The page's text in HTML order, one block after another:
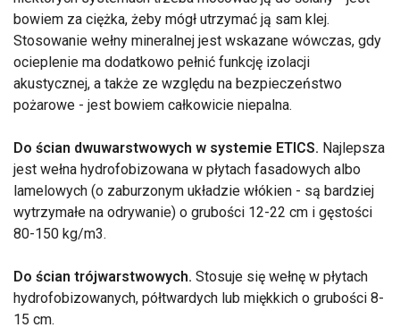
bowiem za ciężka, żeby mógł utrzymać ją sam klej.
Stosowanie wełny mineralnej jest wskazane wówczas, gdy
ocieplenie ma dodatkowo pełnić funkcję izolacji
akustycznej, a także ze względu na bezpieczeństwo
pożarowe - jest bowiem całkowicie niepalna.
Do ścian dwuwarstwowych w systemie ETICS. Najlepsza
jest wełna hydrofobizowana w płytach fasadowych albo
lamelowych (o zaburzonym układzie włókien - są bardziej
wytrzymałe na odrywanie) o grubości 12-22 cm i gęstości
80-150 kg/m3.
Do ścian trójwarstwowych. Stosuje się wełnę w płytach
hydrofobizowanych, półtwardych lub miękkich o grubości 8-
15 cm.